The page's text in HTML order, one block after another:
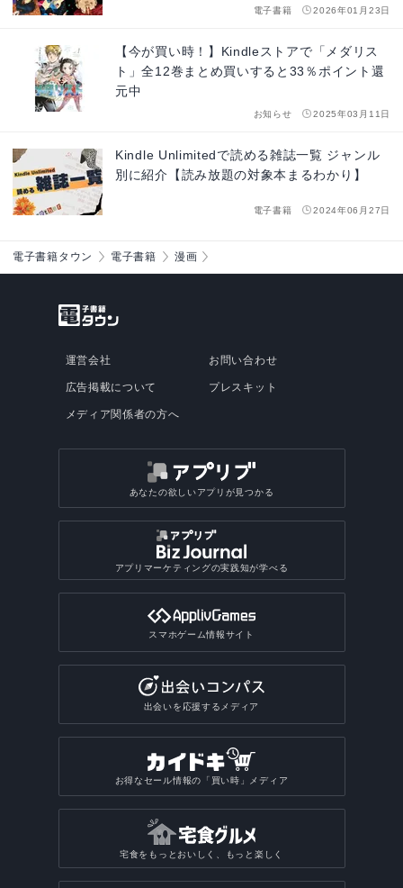
電子書籍 2026年01月23日
【今が買い時！】Kindleストアで「メダリス
ト」全12巻まとめ買いすると33％ポイント還
元中
お知らせ 2025年03月11日
Kindle Unlimitedで読める雑誌一覧 ジャンル
別に紹介【読み放題の対象本まるわかり】
電子書籍 2024年06月27日
電子書籍タウン 電子書籍 漫画
運営会社
広告掲載について
メディア関係者の方へ
お問い合わせ
プレスキット
あなたの欲しいアプリが見つかる
アプリマーケティングの実践知が学べる
スマホゲーム情報サイト
出会いを応援するメディア
お得なセール情報の「買い時」メディア
宅食をもっとおいしく、もっと楽しく